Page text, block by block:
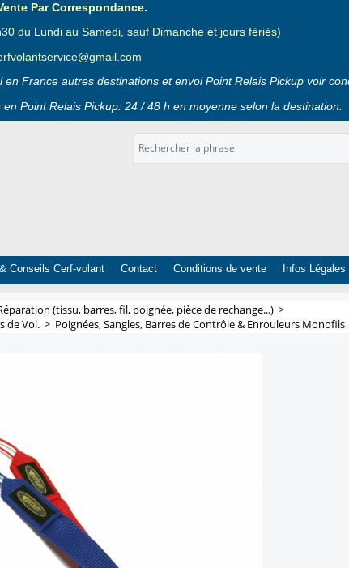
Par Correspondance.
du Lundi au Samedi, sauf Dimanche et jours fériés)
en France autres destinations et envoi Point Relais Pickup voir
Point Relais Pickup: 24 / 48 h en moyenne selon la destination.
Conseils Cerf-volant Contact Conditions de vente Infos
(tissu, barres, fil, poignée, pièce de rechange...) >
de Vol. > Poignées, Sangles, Barres de Contrôle & Enrouleurs Monofils